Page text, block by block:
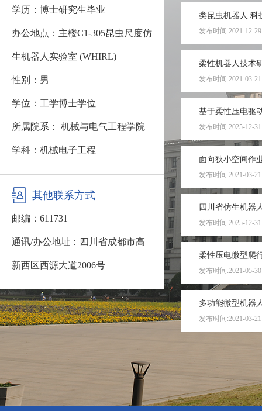
学历：博士研究生毕业
办公地点：主楼C1-305昆虫尺度仿
生机器人实验室 (WHIRL)
性别：男
学位：工学博士学位
所属院系： 机械与电气工程学院
学科：机械电子工程
其他联系方式
邮编： 611731
通讯/办公地址： 四川省成都市高
新西区西源大道2006号
类昆虫机器人 科
发布时间:2021-12-29
柔性机器人技术
发布时间:2021-03-21
基于柔性压电驱
发布时间:2025-12-31
面向狭小空间作
发布时间:2021-03-21
四川省仿生机器
发布时间:2025-12-31
柔性压电微型爬
发布时间:2021-05-30
多功能微型机器
发布时间:2021-03-21